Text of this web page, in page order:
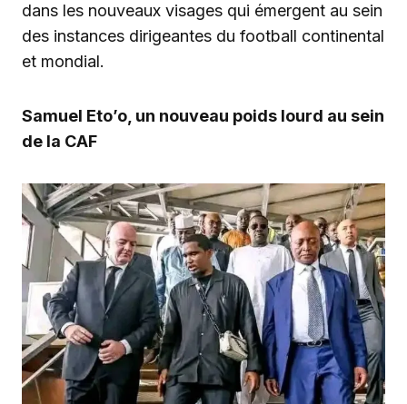
dans les nouveaux visages qui émergent au sein
des instances dirigeantes du football continental
et mondial.
Samuel Eto’o, un nouveau poids lourd au sein
de la CAF